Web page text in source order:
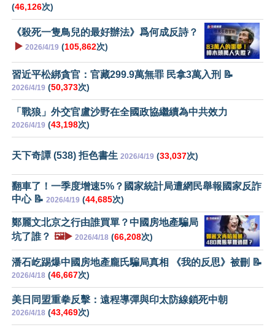
(46,126次)
《殺死一隻鳥兒的最好辦法》爲何成反詩？
▶️ 2026/4/19 (105,862次)
習近平松綁貪官：官藏299.9萬無罪 民拿3萬入刑 📝
2026/4/19 (50,373次)
「戰狼」外交官盧沙野在全國政協繼續為中共效力
2026/4/19 (43,198次)
天下奇譚 (538) 拒色書生 2026/4/19 (33,037次)
翻車了！一季度增速5%？國家統計局遭網民舉報國家反詐
中心 📝 2026/4/19 (44,685次)
鄭麗文北京之行由誰買單？中國房地產騙局
坑了誰？ 🖼️▶️ 2026/4/18 (66,208次)
潘石屹踢爆中國房地產龐氏騙局真相 《我的反思》被刪 📝
2026/4/18 (46,667次)
美日同盟重拳反擊：遠程導彈與印太防線鎖死中朝
2026/4/18 (43,469次)